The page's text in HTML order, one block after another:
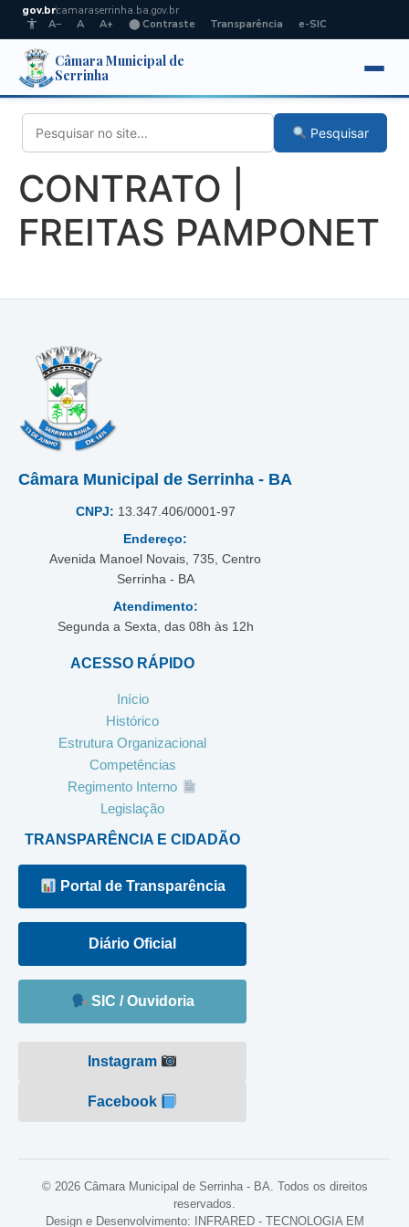
gov.brcamaraserrinha.ba.gov.br
A−
A A+ ⬤ Contraste Transparência e-SIC
Câmara Municipal de
Serrinha
Pesquisar
CONTRATO |
FREITAS PAMPONET
Câmara Municipal de Serrinha - BA
CNPJ: 13.347.406/0001-97
Endereço:
Avenida Manoel Novais, 735, Centro
Serrinha - BA
Atendimento:
Segunda a Sexta, das 08h às 12h
ACESSO RÁPIDO
Início
Histórico
Estrutura Organizacional
Competências
Regimento Interno
Legislação
TRANSPARÊNCIA E CIDADÃO
Portal de Transparência
Diário Oficial
SIC / Ouvidoria
Instagram
Facebook
© 2026 Câmara Municipal de Serrinha - BA. Todos os direitos
reservados.
Design e Desenvolvimento: INFRARED - TECNOLOGIA EM